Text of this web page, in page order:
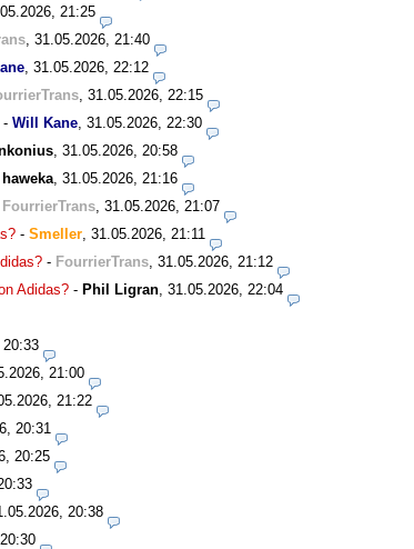
21:25
31.05.2026, 21:40
31.05.2026, 22:12
31.05.2026, 22:15
- Will Kane 31.05.2026, 22:30
31.05.2026, 20:58
haweka 31.05.2026, 21:16
FourrierTrans 31.05.2026, 21:07
- Smeller 31.05.2026, 21:11
- FourrierTrans 31.05.2026, 21:12
Adidas? - Phil Ligran 31.05.2026, 22:04
21:00
21:22
20:31
20:25
20:38